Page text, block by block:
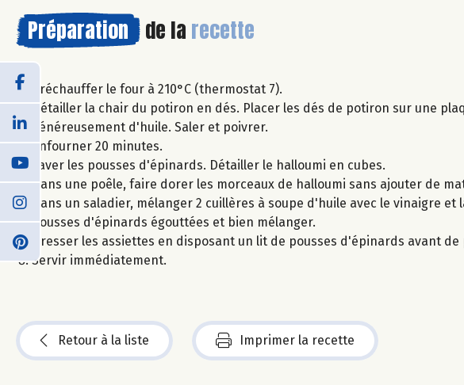
Préparation de la recette
Préchauffer le four à 210°C (thermostat 7).
Détailler la chair du potiron en dés. Placer les dés de potiron sur une
généreusement d'huile. Saler et poivrer.
Enfourner 20 minutes.
Laver les pousses d'épinards. Détailler le halloumi en cubes.
Dans une poêle, faire dorer les morceaux de halloumi sans ajouter de
Dans un saladier, mélanger 2 cuillères à soupe d'huile avec le vinaigre
pousses d'épinards égouttées et bien mélanger.
Dresser les assiettes en disposant un lit de pousses d'épinards avant
Servir immédiatement.
Retour à la liste Imprimer la recette